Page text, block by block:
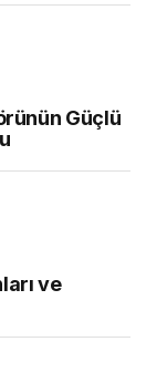
Güçlü
ve